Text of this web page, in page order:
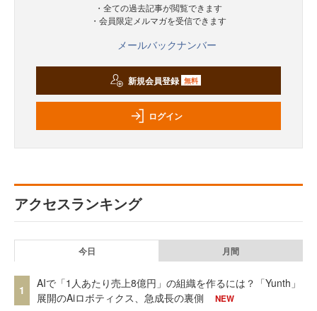
・全ての過去記事が閲覧できます
・会員限定メルマガを受信できます
メールバックナンバー
新規会員登録 無料
ログイン
アクセスランキング
今日 月間
1
AIで「1人あたり売上8億円」の組織を作るには？「Yunth」
展開のAiロボティクス、急成長の裏側
NEW